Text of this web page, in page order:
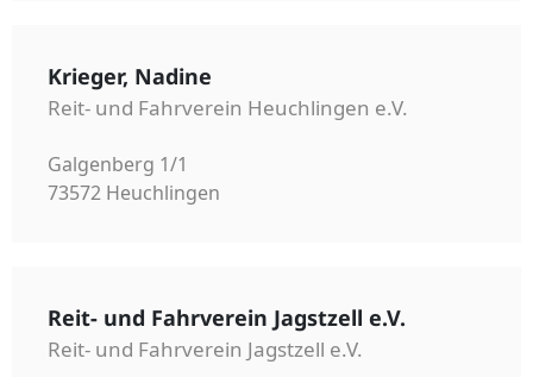
Krieger, Nadine
Reit- und Fahrverein Heuchlingen e.V.
Galgenberg 1/1
73572 Heuchlingen
Reit- und Fahrverein Jagstzell e.V.
Reit- und Fahrverein Jagstzell e.V.